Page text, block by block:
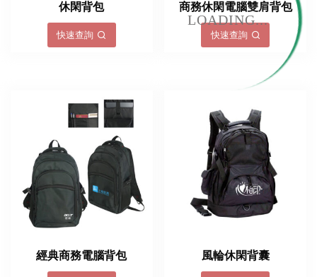
LOADING...
休閑背包
快速查詢
商務休閑電腦雙肩背包
快速查詢
經典商務電腦背包 風輪休閑背囊